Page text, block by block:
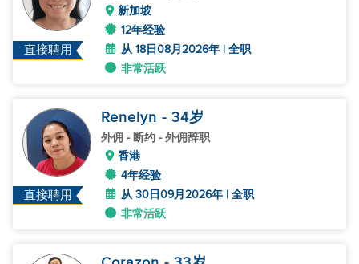
直接聘用
新加坡
12年经验
从 18日08月2026年 | 全职
非常活跃
直接聘用
Renelyn - 34岁
外佣 - 断约 - 外佣辞职
香港
4年经验
从 30日09月2026年 | 全职
非常活跃